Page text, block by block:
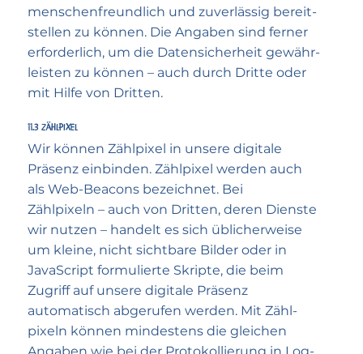
menschen­freundlich und zuverlässig bereit­
stellen zu können. Die Angaben sind ferner
erforderlich, um die Daten­sicher­heit gewähr­
leisten zu können – auch durch Dritte oder
mit Hilfe von Dritten.
11.3 Zählpixel
Wir können Zählpixel in unsere digitale
Präsenz einbinden. Zählpixel werden auch
als Web-Beacons bezeichnet. Bei
Zählpixeln – auch von Dritten, deren Dienste
wir nutzen – handelt es sich üblicher­weise
um kleine, nicht sicht­bare Bilder oder in
JavaScript formulierte Skripte, die beim
Zugriff auf unsere digitale Präsenz
automatisch abgerufen werden. Mit Zähl­
pixeln können mindestens die gleichen